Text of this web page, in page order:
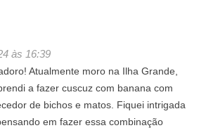
às 16:39
Atualmente moro na Ilha Grande,
a fazer cuscuz com banana com
de bichos e matos. Fiquei intrigada
em fazer essa combinação